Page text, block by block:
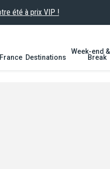
été à prix VIP !
France Destinations
Week-end
Break